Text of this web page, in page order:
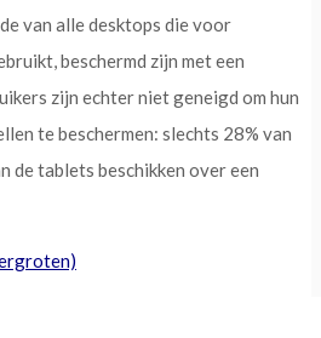
van alle desktops die voor
beschermd zijn met een
zijn echter niet geneigd om hun
te beschermen: slechts 28% van
de tablets beschikken over een